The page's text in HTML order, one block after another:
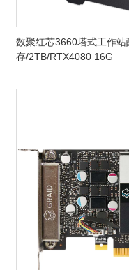
数聚红芯3660塔式工作
存/2TB/RTX4080 16G